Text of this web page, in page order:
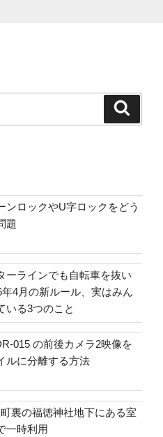
ンロックやU字ロックをどう
題
ーラインでも自転車を抜い
4月の新ルール、実はみん
いる3つのこと
015 の前後カメラ2映像を
ルに分離する方法
裏の福徳神社地下にある室
一時利用